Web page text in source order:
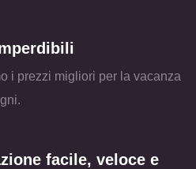
i prezzi migliori per la vacanza
facile, veloce e